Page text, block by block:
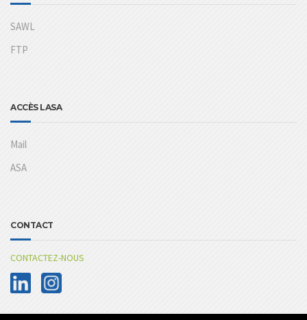
SAWL
FTP
ACCÈS LASA
Mail
ASA
CONTACT
CONTACTEZ-NOUS